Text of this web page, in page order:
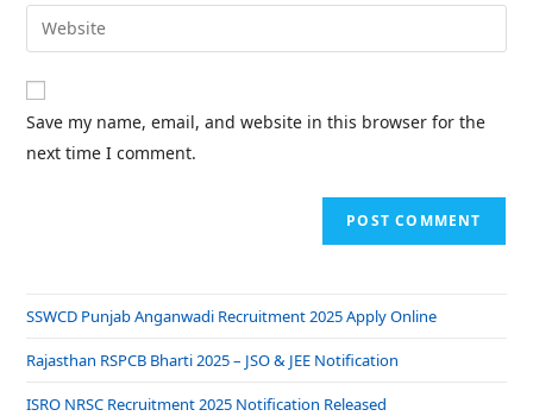
Save my name, email, and website in this browser for the
next time I comment.
SSWCD Punjab Anganwadi Recruitment 2025 Apply Online
Rajasthan RSPCB Bharti 2025 – JSO & JEE Notification
ISRO NRSC Recruitment 2025 Notification Released